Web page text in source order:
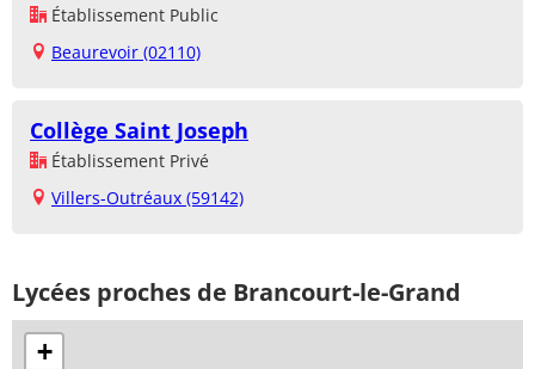
Établissement Public
Beaurevoir (02110)
Collège Saint Joseph
Établissement Privé
Villers-Outréaux (59142)
Lycées proches de Brancourt-le-Grand
+